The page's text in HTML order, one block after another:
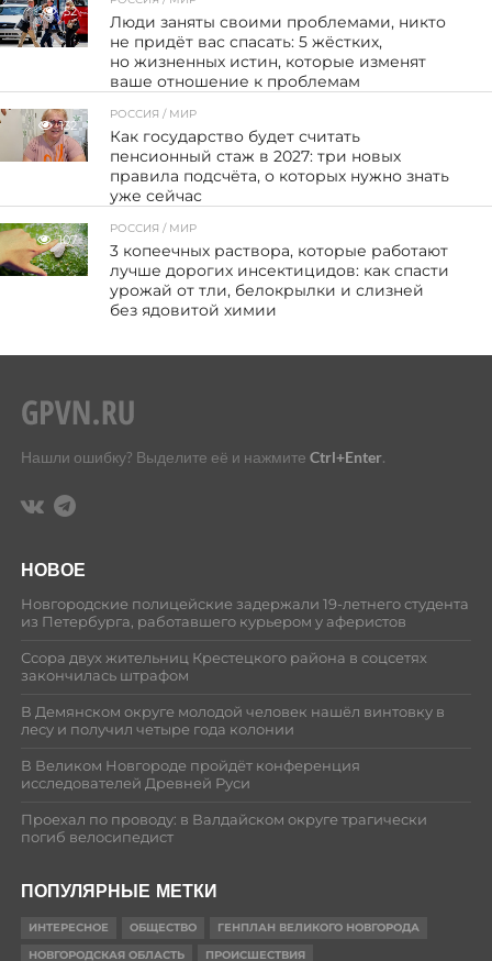
52
Люди заняты своими проблемами, никто
не придёт вас спасать: 5 жёстких,
но жизненных истин, которые изменят
ваше отношение к проблемам
132
РОССИЯ / МИР
Как государство будет считать
пенсионный стаж в 2027: три новых
правила подсчёта, о которых нужно знать
уже сейчас
107
РОССИЯ / МИР
3 копеечных раствора, которые работают
лучше дорогих инсектицидов: как спасти
урожай от тли, белокрылки и слизней
без ядовитой химии
Нашли ошибку? Выделите её и нажмите Ctrl+Enter.
НОВОЕ
Новгородские полицейские задержали 19-летнего студента
из Петербурга, работавшего курьером у аферистов
Ссора двух жительниц Крестецкого района в соцсетях
закончилась штрафом
В Демянском округе молодой человек нашёл винтовку в
лесу и получил четыре года колонии
В Великом Новгороде пройдёт конференция
исследователей Древней Руси
Проехал по проводу: в Валдайском округе трагически
погиб велосипедист
ПОПУЛЯРНЫЕ МЕТКИ
ИНТЕРЕСНОЕ ОБЩЕСТВО
ГЕНПЛАН ВЕЛИКОГО НОВГОРОДА
НОВГОРОДСКАЯ ОБЛАСТЬ
ПРОИСШЕСТВИЯ